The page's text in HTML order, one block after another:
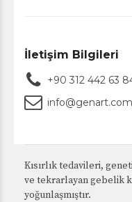
İletişim Bilgileri
+90 312 442 63
Kısırlık tedavileri,
ve tekrarlayan gebelik
yoğunlaşmıştır.